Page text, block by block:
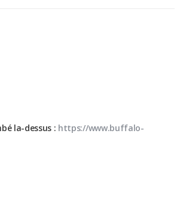
la-dessus : https://www.buffalo-